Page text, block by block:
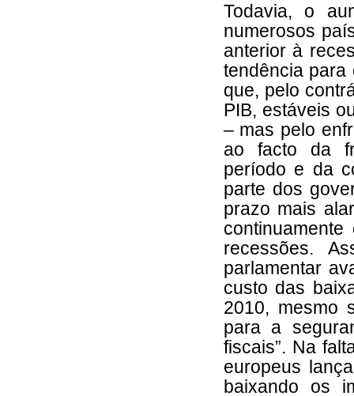
Todavia, o
numerosos
anterior à
tendência
que, pelo
PIB, estáveis
– mas pelo
ao facto da
período e da
parte dos
prazo mais
recessões.
parlamentar
custo das
2010, mesmo
para a
fiscais”. Na
europeus
baixando os